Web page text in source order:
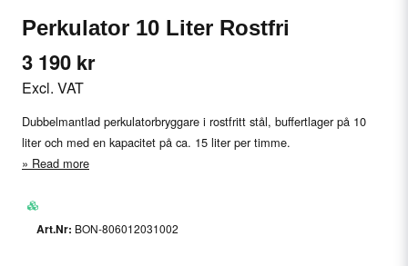
Perkulator 10 Liter Rostfri
3 190 kr
Excl. VAT
Dubbelmantlad perkulatorbryggare i rostfritt stål, buffertlager på 10
liter och med en kapacitet på ca. 15 liter per timme.
Read more
BON-806012031002